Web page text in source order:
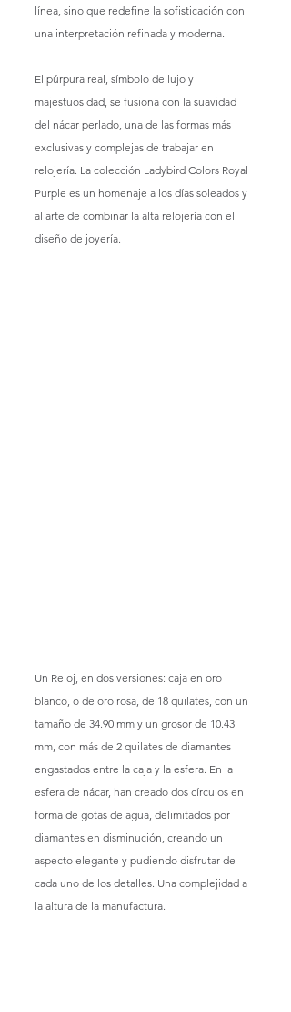
línea, sino que redefine la sofisticación con
una interpretación refinada y moderna.
El púrpura real, símbolo de lujo y
majestuosidad, se fusiona con la suavidad
del nácar perlado, una de las formas más
exclusivas y complejas de trabajar en
relojería. La colección Ladybird Colors Royal
Purple es un homenaje a los días soleados y
al arte de combinar la alta relojería con el
diseño de joyería.
Un Reloj, en dos versiones: caja en oro
blanco, o de oro rosa, de 18 quilates, con un
tamaño de 34.90 mm y un grosor de 10.43
mm, con más de 2 quilates de diamantes
engastados entre la caja y la esfera. En la
esfera de nácar, han creado dos círculos en
forma de gotas de agua, delimitados por
diamantes en disminución, creando un
aspecto elegante y pudiendo disfrutar de
cada uno de los detalles. Una complejidad a
la altura de la manufactura.